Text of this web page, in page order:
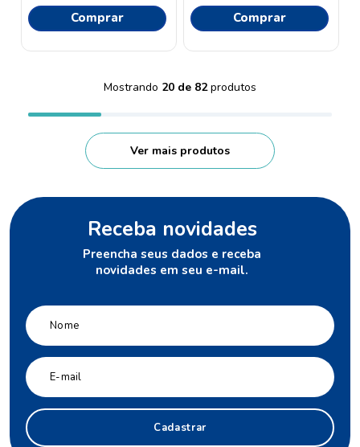
Comprar Comprar
Mostrando 20 de 82
Receba novidades
Preencha seus dados e receba
novidades em seu e-mail.
Cadastrar